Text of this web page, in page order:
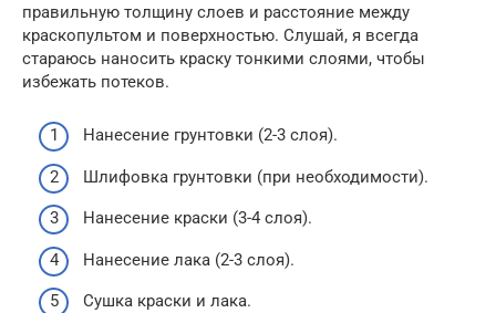
правильную толщину слоев и расстояние между
краскопультом и поверхностью. Слушай, я всегда
стараюсь наносить краску тонкими слоями, чтобы
избежать потеков.
Нанесение грунтовки (2-3 слоя).
Шлифовка грунтовки (при необходимости).
Нанесение краски (3-4 слоя).
Нанесение лака (2-3 слоя).
Сушка краски и лака.